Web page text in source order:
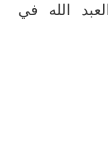
الله في